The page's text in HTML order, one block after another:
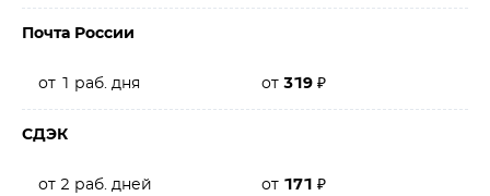
Почта России
от 1 раб. дня от 319 ₽
СДЭК
от 2 раб. дней от 171 ₽